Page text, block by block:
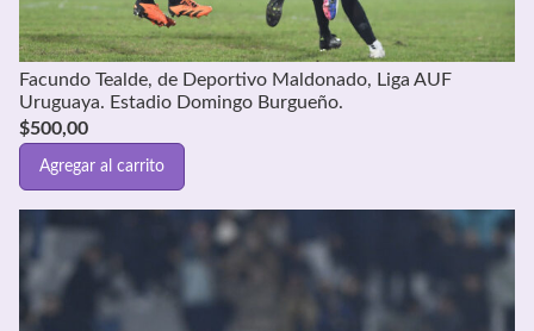
Facundo Tealde, de Deportivo Maldonado, Liga AUF
Uruguaya. Estadio Domingo Burgueño.
$500,00
Agregar al carrito